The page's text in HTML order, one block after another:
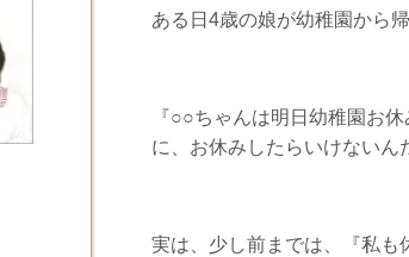
ある日4歳の娘が幼稚園から
『○○ちゃんは明日幼稚園お
に、お休みしたらいけないん
実は、少し前までは、『私も